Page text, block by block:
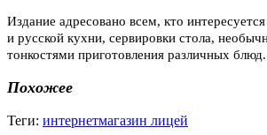
Издание адресовано всем, кто
и русской кухни, сервировки стола,
тонкостями приготовления различных блюд.
Похожее
Теги: интернетмагазин лицей